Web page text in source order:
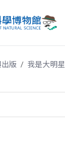
版 我是大明星